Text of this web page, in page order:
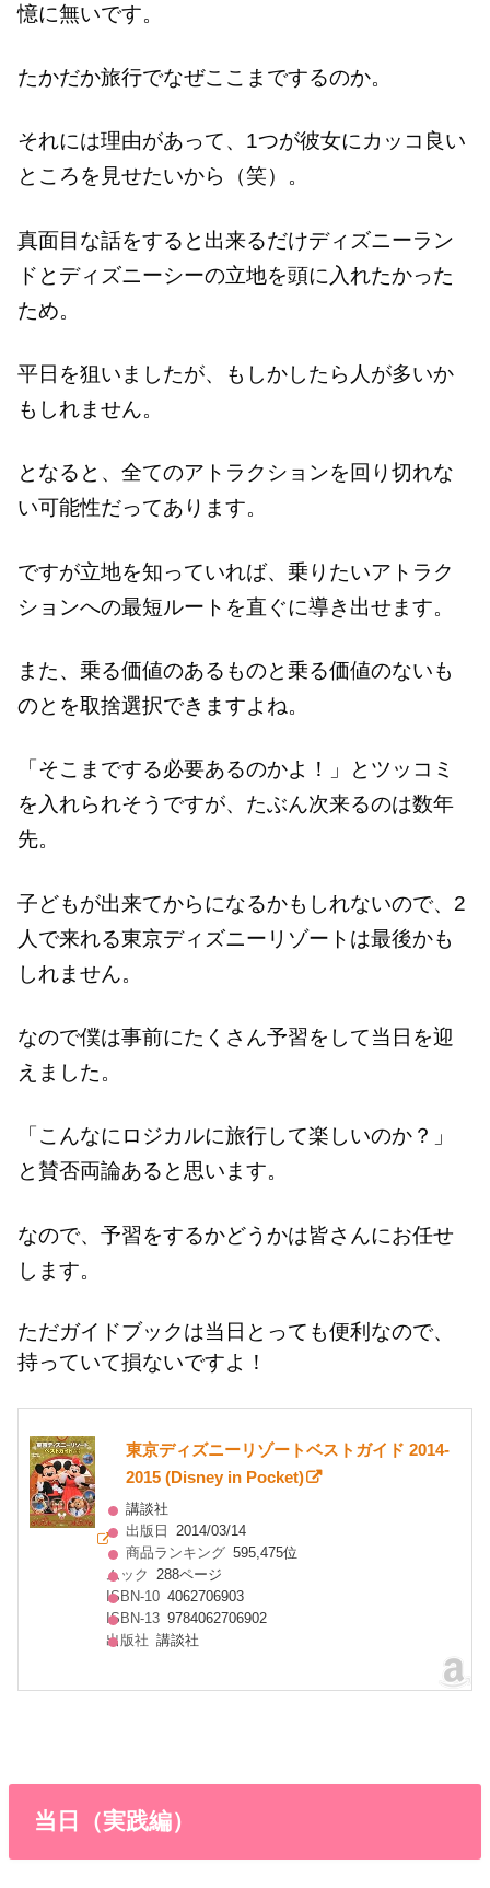
憶に無いです。
たかだか旅行でなぜここまでするのか。
それには理由があって、1つが彼女にカッコ良い
ところを見せたいから（笑）。
真面目な話をすると出来るだけディズニーラン
ドとディズニーシーの立地を頭に入れたかった
ため。
平日を狙いましたが、もしかしたら人が多いか
もしれません。
となると、全てのアトラクションを回り切れな
い可能性だってあります。
ですが立地を知っていれば、乗りたいアトラク
ションへの最短ルートを直ぐに導き出せます。
また、乗る価値のあるものと乗る価値のないも
のとを取捨選択できますよね。
「そこまでする必要あるのかよ！」とツッコミ
を入れられそうですが、たぶん次来るのは数年
先。
子どもが出来てからになるかもしれないので、2
人で来れる東京ディズニーリゾートは最後かも
しれません。
なので僕は事前にたくさん予習をして当日を迎
えました。
「こんなにロジカルに旅行して楽しいのか？」
と賛否両論あると思います。
なので、予習をするかどうかは皆さんにお任せ
します。
ただガイドブックは当日とっても便利なので、
持っていて損ないですよ！
東京ディズニーリゾートベストガイド 2014-
2015 (Disney in Pocket)
講談社
出版日
2014/03/14
商品ランキング 595,475位
ムック
288ページ
ISBN-10 4062706903
ISBN-13 9784062706902
出版社 講談社
当日（実践編）